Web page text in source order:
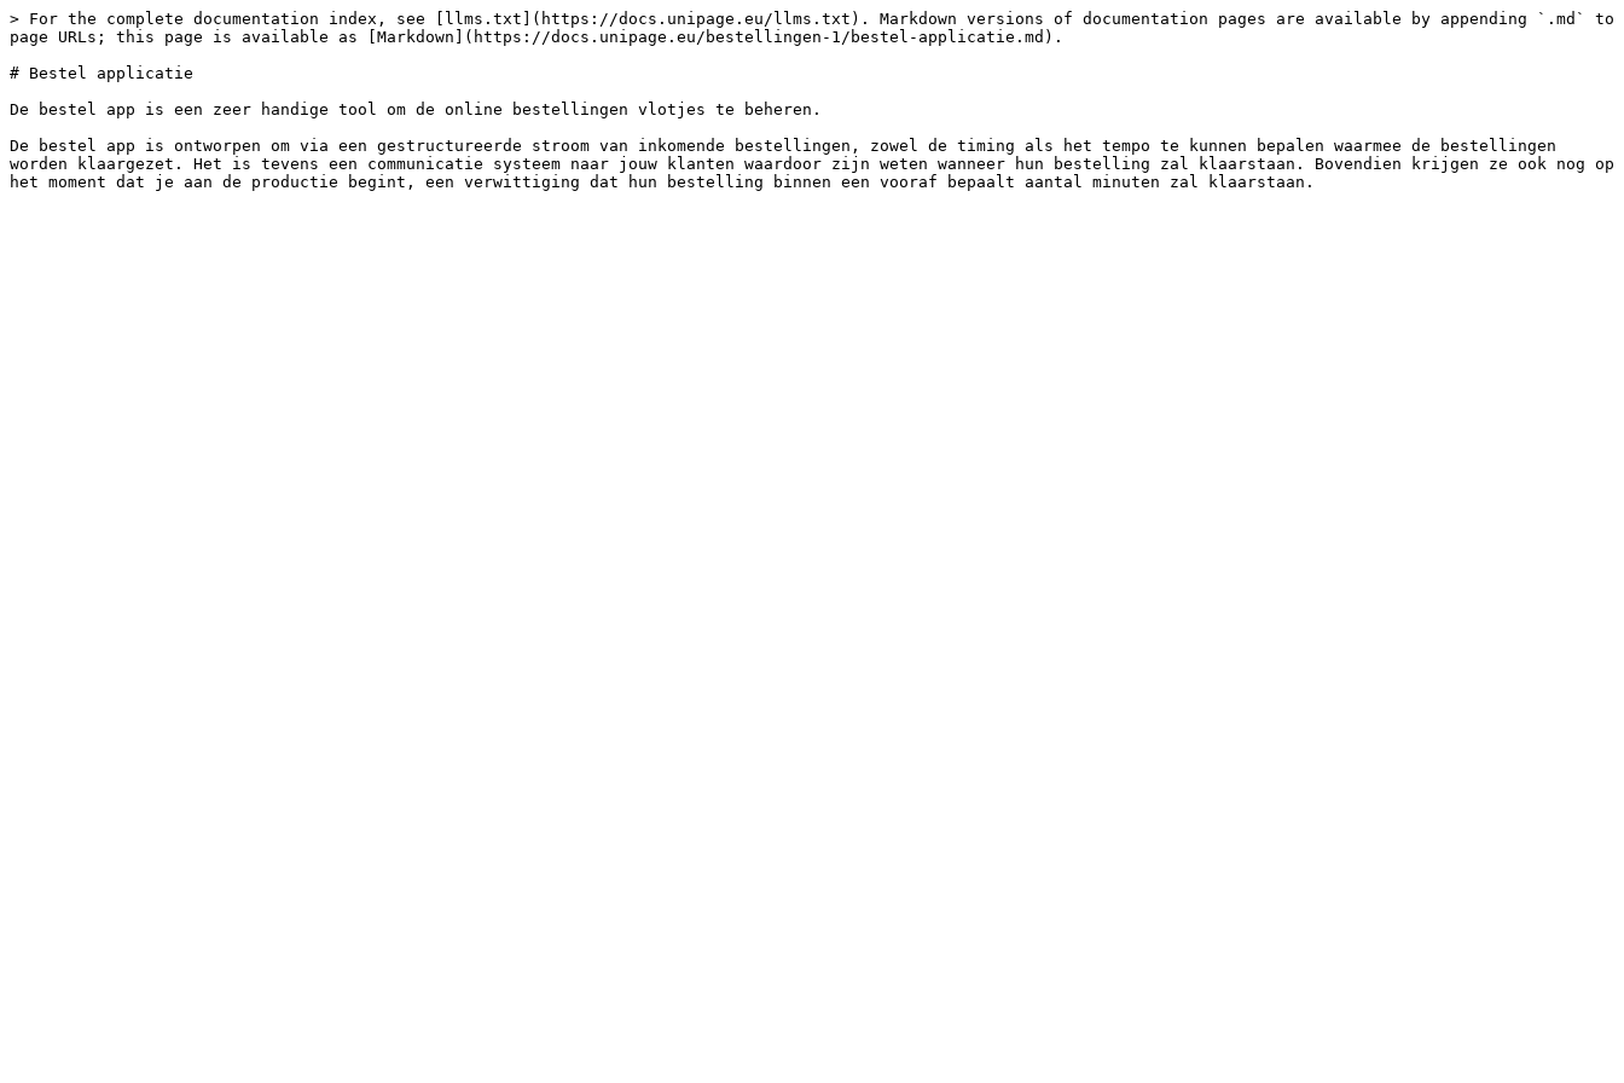
> For the complete documentation index, see [llms.txt](https://docs.unipage.eu/llms.txt). Markdown versions of documentation pages are available by appending `.md` to
page URLs; this page is available as [Markdown](https://docs.unipage.eu/bestellingen-1/bestel-applicatie.md).
# Bestel applicatie
De bestel app is een zeer handige tool om de online bestellingen vlotjes te beheren.
De bestel app is ontworpen om via een gestructureerde stroom van inkomende bestellingen, zowel de timing als het tempo te kunnen bepalen waarmee de bestellingen
worden klaargezet. Het is tevens een communicatie systeem naar jouw klanten waardoor zijn weten wanneer hun bestelling zal klaarstaan. Bovendien krijgen ze ook nog op